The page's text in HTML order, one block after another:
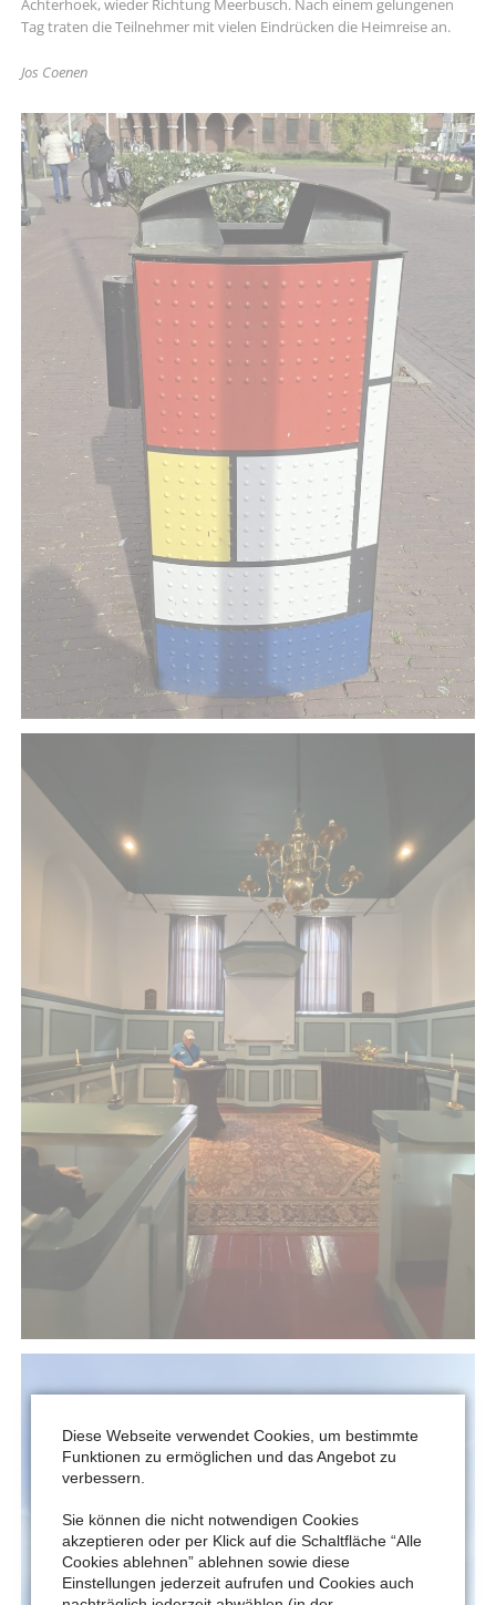
Achterhoek, wieder Richtung Meerbusch. Nach einem gelungenen
Tag traten die Teilnehmer mit vielen Eindrücken die Heimreise an.
Jos Coenen
Diese Webseite verwendet Cookies, um bestimmte
Funktionen zu ermöglichen und das Angebot zu
verbessern.
Sie können die nicht notwendigen Cookies
akzeptieren oder per Klick auf die Schaltfläche “Alle
Cookies ablehnen” ablehnen sowie diese
Einstellungen jederzeit aufrufen und Cookies auch